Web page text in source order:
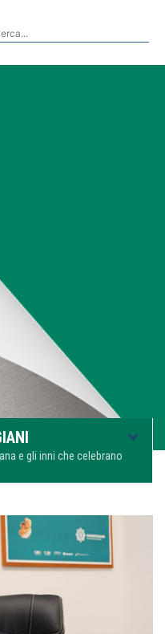
e gli inni che celebrano